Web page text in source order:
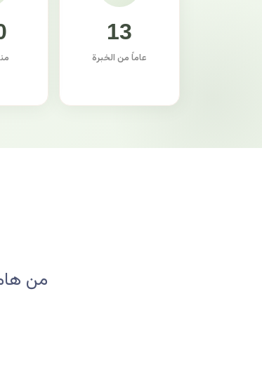
13
عاماً من الخبرة
من